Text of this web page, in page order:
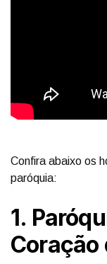
Confira abaixo os
paróquia:
1.
Coração